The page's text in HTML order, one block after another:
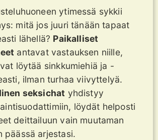
ytimessä sykkii
mitä jos juuri tänään tapaat
lähellä? Paikalliset
antavat vastauksen niille,
löytää sinkkumiehiä ja -
ilman turhaa viivyttelyä.
seksichat yhdistyy
löydät helposti
deittailuun vain muutaman
päässä arjestasi.